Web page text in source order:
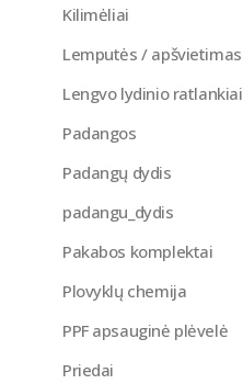
Kilimėliai
Lemputės / apšvietimas
Lengvo lydinio ratlankiai
Padangos
Padangų dydis
padangu_dydis
Pakabos komplektai
Plovyklų chemija
PPF apsauginė plėvelė
Priedai